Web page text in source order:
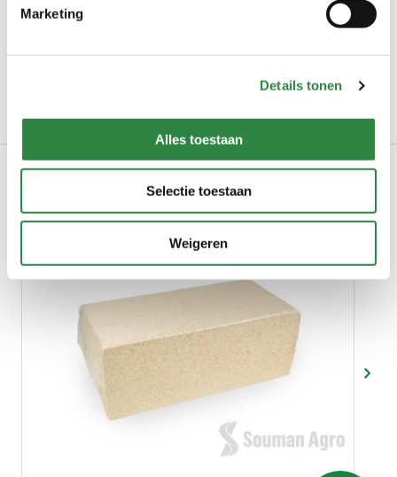
Marketing
Details tonen
Alles toestaan
Selectie toestaan
Weigeren
Kippen